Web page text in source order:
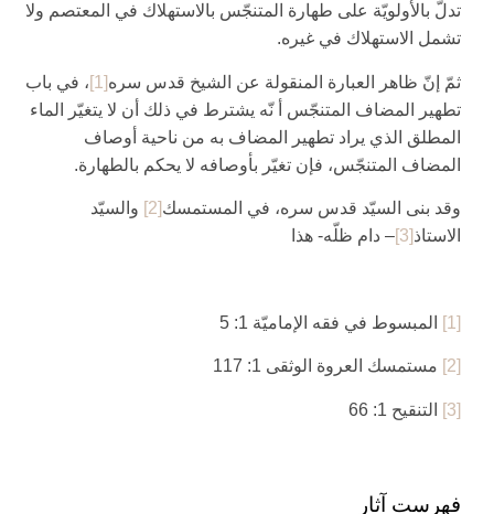
تدلّ بالأولويّة على طهارة المتنجّس بالاستهلاك في المعتصم ولا
تشمل الاستهلاك في غيره.
ثمّ إنّ ظاهر العبارة المنقولة عن الشيخ قدس سره‏[1]
، في باب
تطهير المضاف المتنجّس أ نّه يشترط في ذلك أن لا يتغيّر الماء
المطلق الذي يراد تطهير المضاف به من ناحية أوصاف
المضاف المتنجّس، فإن تغيّر بأوصافه لا يحكم بالطهارة.
وقد بنى السيّد قدس سره، في المستمسك‏[2]
والسيّد
الاستاذ[3] – دام ظلّه- هذا
[1] المبسوط في فقه الإماميّة 1: 5
[2] مستمسك العروة الوثقى 1: 117
[3] التنقيح 1: 66
فهرست آثار